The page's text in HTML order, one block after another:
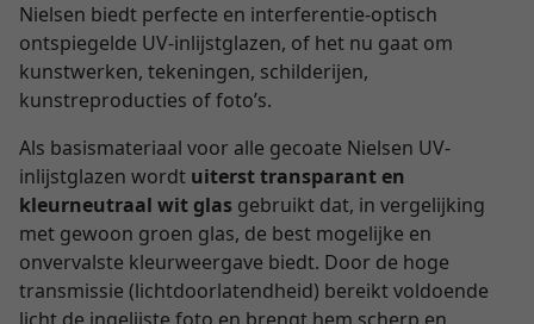
Nielsen biedt perfecte en interferentie-optisch
ontspiegelde UV-inlijstglazen, of het nu gaat om
kunstwerken, tekeningen, schilderijen,
kunstreproducties of foto’s.
Als basismateriaal voor alle gecoate Nielsen UV-
inlijstglazen wordt uiterst transparant en
kleurneutraal wit glas gebruikt dat, in vergelijking
met gewoon groen glas, de best mogelijke en
onvervalste kleurweergave biedt. Door de hoge
transmissie (lichtdoorlatendheid) bereikt voldoende